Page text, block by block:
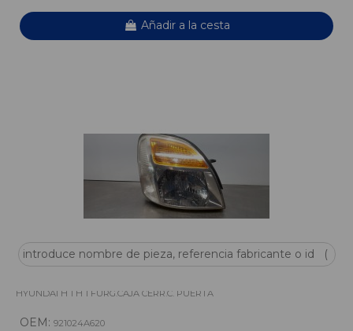
Añadir a la cesta
FARO DERECHO 921024A620
HYUNDAI H 1 H 1 FURG.CAJA CERR.C. PUERTA
OEM: 921024A620